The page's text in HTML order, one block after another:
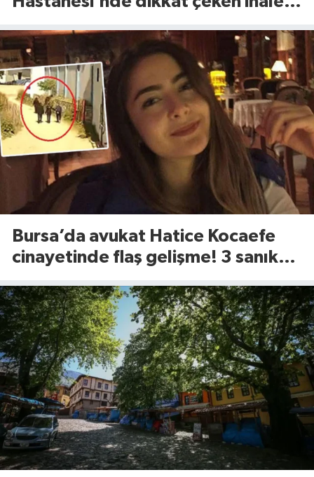
oldu
Bursa’da avukat Hatice Kocaefe
cinayetinde flaş gelişme! 3 sanık